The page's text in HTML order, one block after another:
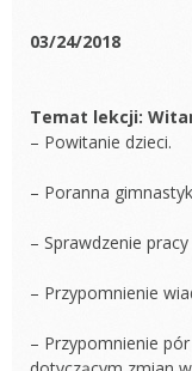
03/24/2018
Temat lekcji:
– Powitanie dzieci.
– Poranna
– Sprawdzenie
– Przypomnienie
– Przypomnienie